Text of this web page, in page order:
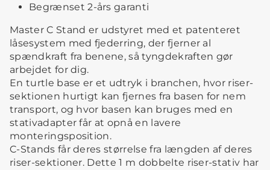
Begrænset 2-års garanti
Master C Stand er udstyret med et patenteret
låsesystem med fjederring, der fjerner al
spændkraft fra benene, så tyngdekraften gør
arbejdet for dig.
En turtle base er et udtryk i branchen, hvor riser-
sektionen hurtigt kan fjernes fra basen for nem
transport, og hvor basen kan bruges med en
stativadapter får at opnå en lavere
monteringsposition.
C-Stands får deres størrelse fra længden af deres
riser-sektioner. Dette 1 m dobbelte riser-stativ har